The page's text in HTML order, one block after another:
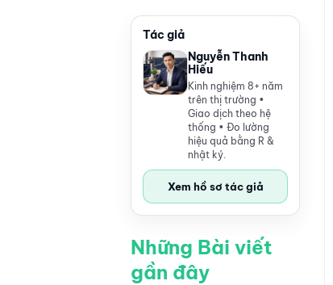
Tác giả
Nguyễn Thanh
Hiếu
Kinh nghiệm 8+ năm
trên thị trường •
Giao dịch theo hệ
thống • Đo lường
hiệu quả bằng R &
nhật ký.
Xem hồ sơ tác giả
Những Bài viết
gần đây